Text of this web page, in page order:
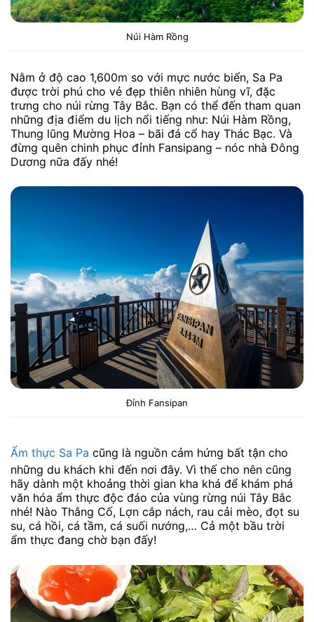
Núi Hàm Rồng
Nằm ở độ cao 1,600m so với mực nước biển, Sa Pa
được trời phú cho vẻ đẹp thiên nhiên hùng vĩ, đặc
trưng cho núi rừng Tây Bắc. Bạn có thể đến tham quan
những địa điểm du lịch nổi tiếng như: Núi Hàm Rồng,
Thung lũng Mường Hoa – bãi đá cổ hay Thác Bạc. Và
đừng quên chinh phục đỉnh Fansipang – nóc nhà Đông
Dương nữa đấy nhé!
Đỉnh Fansipan
Ẩm thực Sa Pa cũng là nguồn cảm hứng bất tận cho
những du khách khi đến nơi đây. Vì thế cho nên cũng
hãy dành một khoảng thời gian kha khá để khám phá
văn hóa ẩm thực độc đáo của vùng rừng núi Tây Bắc
nhé! Nào Thắng Cố, Lợn cắp nách, rau cải mèo, đọt su
su, cá hồi, cá tầm, cá suối nướng,… Cả một bầu trời
ẩm thực đang chờ bạn đấy!